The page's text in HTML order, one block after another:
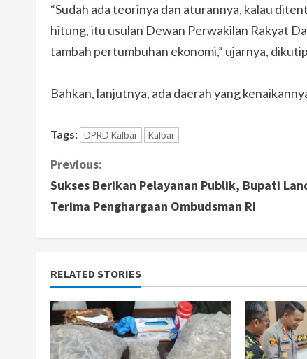
“Sudah ada teorinya dan aturannya, kalau
hitung, itu usulan Dewan Perwakilan Rakyat
tambah pertumbuhan ekonomi,” ujarnya,
Bahkan, lanjutnya, ada daerah yang
Tags: DPRD Kalbar Kalbar
C
o
i
n
u
Previous:
Sukses Berikan Pelayanan Publik, Bupati
Terima Penghargaan Ombudsman RI
RELATED STORIES